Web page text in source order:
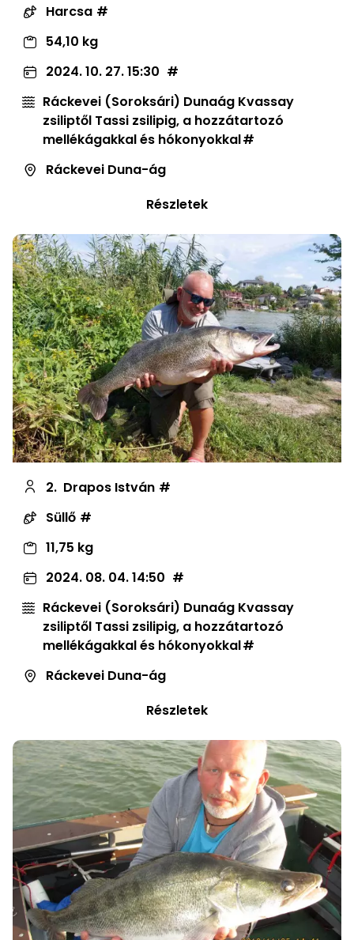
Harcsa
54,10 kg
2024. 10. 27. 15:30
Ráckevei (Soroksári) Dunaág Kvassay
zsiliptől Tassi zsilipig, a hozzátartozó
mellékágakkal és hókonyokkal
Ráckevei Duna-ág
Részletek
2. Drapos István
Süllő
11,75 kg
2024. 08. 04. 14:50
Ráckevei (Soroksári) Dunaág Kvassay
zsiliptől Tassi zsilipig, a hozzátartozó
mellékágakkal és hókonyokkal
Ráckevei Duna-ág
Részletek